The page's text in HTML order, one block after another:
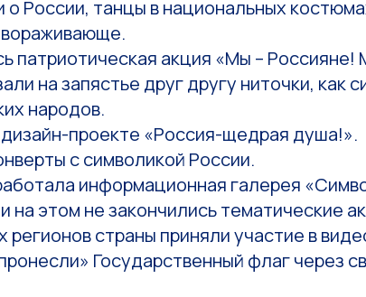
о России, танцы в национальных
патриотическая акция «Мы – Россияне!
на запястье друг другу ниточки, как
народов.
проекте «Россия-щедрая душа!».
с символикой России.
информационная галерея
на этом не закончились тематические
регионов страны приняли участие в
Государственный флаг через